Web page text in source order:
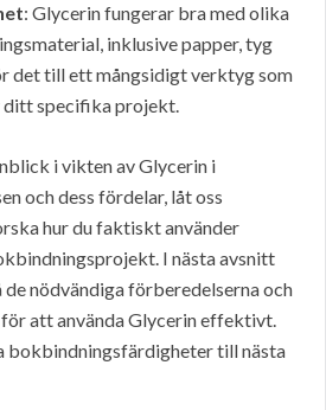
: Glycerin fungerar bra med olika
inklusive papper, tyg
det till ett mångsidigt verktyg som
ditt specifika projekt.
i vikten av Glycerin i
och dess fördelar, låt oss
hur du faktiskt använder
I nästa avsnitt
nödvändiga förberedelserna och
att använda Glycerin effektivt.
bokbindningsfärdigheter till nästa